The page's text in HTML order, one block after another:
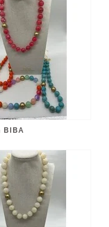
BIBA